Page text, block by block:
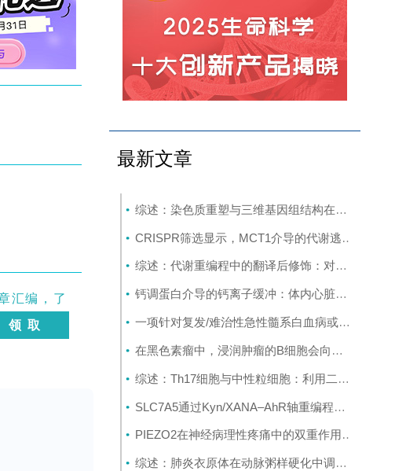
汇编，了
领 取
和对治
最新文章
综述：染色质重塑与三维基因组结构在癌症中的作用：从机制研究到新的治疗策略
CRISPR筛选显示，MCT1介导的代谢逃逸机制可规避SMAD3的抑制作用，这一机制可作为治疗靶点
综述：代谢重编程中的翻译后修饰：对癌症代谢治疗和免疫治疗的启示
钙调蛋白介导的钙离子缓冲：体内心脏重编程的分子屏障
一项针对复发/难治性急性髓系白血病或原始浆细胞样树突状细胞肿瘤成人患者的CD123导向的嵌合抗原受体T细胞疗法1期试验
在黑色素瘤中，浸润肿瘤的B细胞会向富含干扰素的发育路径演变，这与免疫疗法的作用机制相契合
综述：Th17细胞与中性粒细胞：利用二者间的相互作用开发多发性硬化症疗法
SLC7A5通过Kyn/XANA‒AhR轴重编程色氨酸代谢并重塑免疫微环境促进结直肠癌肝转移
PIEZO2在神经病理性疼痛中的双重作用：推动外周敏感化并实现机械负荷诱发的镇痛效应
综述：肺炎衣原体在动脉粥样硬化中调控多阶段的信号传导网络：从内皮功能紊乱到斑块易损性形成